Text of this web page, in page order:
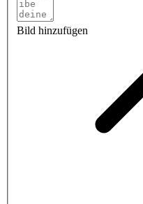
Bild hinzufügen